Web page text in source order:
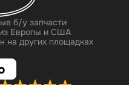
б/у запчасти
Европы и США
на других площадках